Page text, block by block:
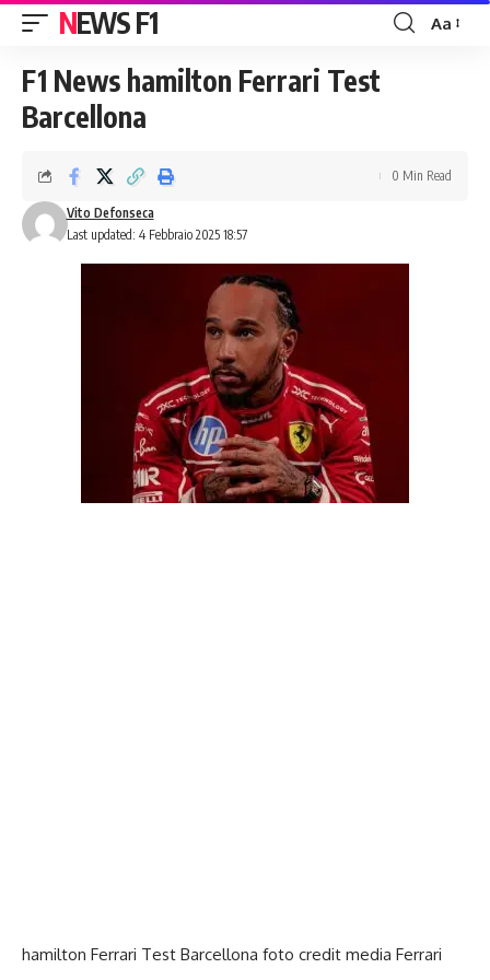
NEWS F1
Font
Aa
F1 News hamilton Ferrari Test
Barcellona
Last updated: 4 Febbraio 2025 18:57
Vito Defonseca
0 Min Read
hamilton Ferrari Test Barcellona foto credit media Ferrari